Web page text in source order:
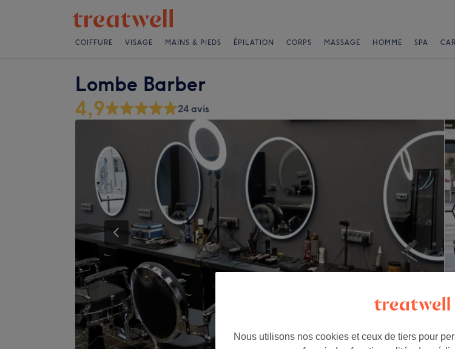
COIFFURE VISAGE MAINS & PIEDS ÉPILATION CORPS MASSAGE HOMME SPA
Lombe Barber
4,9 24 avis
Nous utilisons nos cookies et ceux de tiers pour